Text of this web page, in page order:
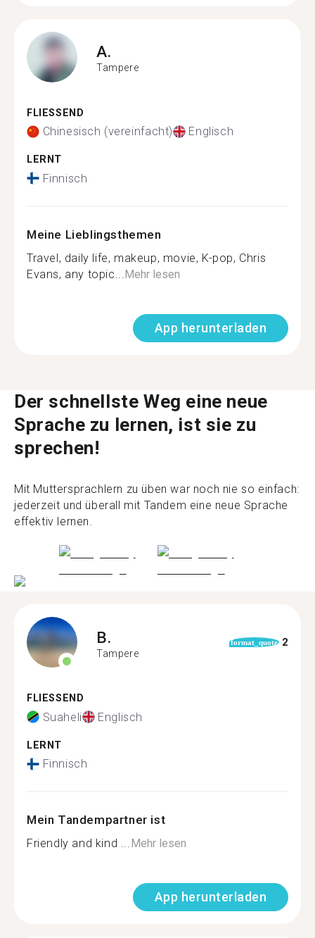
A.
Tampere
FLIESSEND
Chinesisch (vereinfacht) Englisch
LERNT
Finnisch
Meine Lieblingsthemen
Travel, daily life, makeup, movie, K-pop, Chris
Evans, any topic... Mehr lesen
App herunterladen
Der schnellste Weg eine neue
Sprache zu lernen, ist sie zu
sprechen!
Mit Muttersprachlern zu üben war noch nie so einfach:
jederzeit und überall mit Tandem eine neue Sprache
effektiv lernen.
B.
Tampere
format_quote 2
FLIESSEND
Suaheli Englisch
LERNT
Finnisch
Mein Tandempartner ist
Friendly and kind ...Mehr lesen
App herunterladen